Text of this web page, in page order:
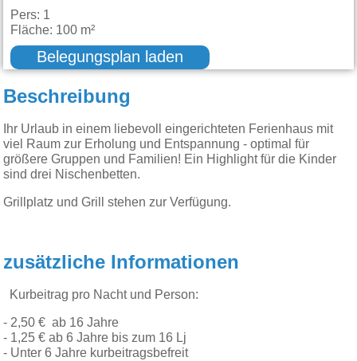
Pers: 1
Fläche: 100 m²
Belegungsplan laden
Beschreibung
Ihr Urlaub in einem liebevoll eingerichteten Ferienhaus mit
viel Raum zur Erholung und Entspannung - optimal für
größere Gruppen und Familien! Ein Highlight für die Kinder
sind drei Nischenbetten.
Grillplatz und Grill stehen zur Verfügung.
zusätzliche Informationen
Kurbeitrag pro Nacht und Person:
- 2,50 € ab 16 Jahre
- 1,25 € ab 6 Jahre bis zum 16 Lj
- Unter 6 Jahre kurbeitragsbefreit